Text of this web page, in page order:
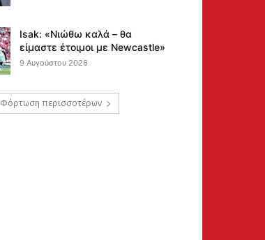
Isak: «Νιώθω καλά – θα
είμαστε έτοιμοι με Newcastle»
9 Αυγούστου 2026
Φόρτωση περισσοτέρων